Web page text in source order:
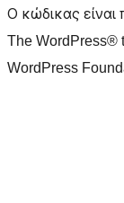
Ο κώδικας είναι
The WordPress®
WordPress